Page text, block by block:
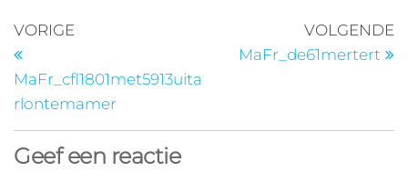
VORIGE
MaFr_cfl1801met5913uita
rlontemamer
VOLGENDE
MaFr_de61mertert
Geef een reactie